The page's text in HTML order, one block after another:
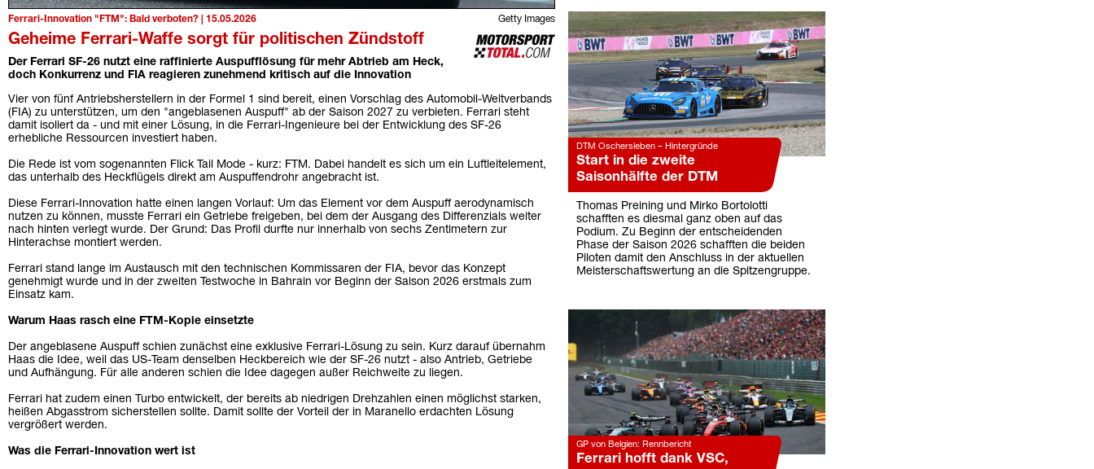
Getty Images
Ferrari-Innovation "FTM": Bald verboten? | 15.05.2026
Geheime Ferrari-Waffe sorgt für politischen Zündstoff
Der Ferrari SF-26 nutzt eine raffinierte Auspufflösung für mehr Abtrieb am Heck,
doch Konkurrenz und FIA reagieren zunehmend kritisch auf die Innovation
Vier von fünf Antriebsherstellern in der Formel 1 sind bereit, einen Vorschlag des Automobil-Weltverbands
(FIA) zu unterstützen, um den "angeblasenen Auspuff" ab der Saison 2027 zu verbieten. Ferrari steht
damit isoliert da - und mit einer Lösung, in die Ferrari-Ingenieure bei der Entwicklung des SF-26
erhebliche Ressourcen investiert haben.
Die Rede ist vom sogenannten Flick Tail Mode - kurz: FTM. Dabei handelt es sich um ein Luftleitelement,
das unterhalb des Heckflügels direkt am Auspuffendrohr angebracht ist.
Diese Ferrari-Innovation hatte einen langen Vorlauf: Um das Element vor dem Auspuff aerodynamisch
nutzen zu können, musste Ferrari ein Getriebe freigeben, bei dem der Ausgang des Differenzials weiter
nach hinten verlegt wurde. Der Grund: Das Profil durfte nur innerhalb von sechs Zentimetern zur
Hinterachse montiert werden.
Ferrari stand lange im Austausch mit den technischen Kommissaren der FIA, bevor das Konzept
genehmigt wurde und in der zweiten Testwoche in Bahrain vor Beginn der Saison 2026 erstmals zum
Einsatz kam.
Warum Haas rasch eine FTM-Kopie einsetzte
Der angeblasene Auspuff schien zunächst eine exklusive Ferrari-Lösung zu sein. Kurz darauf übernahm
Haas die Idee, weil das US-Team denselben Heckbereich wie der SF-26 nutzt - also Antrieb, Getriebe
und Aufhängung. Für alle anderen schien die Idee dagegen außer Reichweite zu liegen.
Ferrari hat zudem einen Turbo entwickelt, der bereits ab niedrigen Drehzahlen einen möglichst starken,
heißen Abgasstrom sicherstellen sollte. Damit sollte der Vorteil der in Maranello erdachten Lösung
vergrößert werden.
Was die Ferrari-Innovation wert ist
DTM Oschersleben – Hintergründe
Start in die zweite
Saisonhälfte der DTM
Thomas Preining und Mirko Bortolotti
schafften es diesmal ganz oben auf das
Podium. Zu Beginn der entscheidenden
Phase der Saison 2026 schafften die beiden
Piloten damit den Anschluss in der aktuellen
Meisterschaftswertung an die Spitzengruppe.
GP von Belgien: Rennbericht
Ferrari hofft dank VSC,